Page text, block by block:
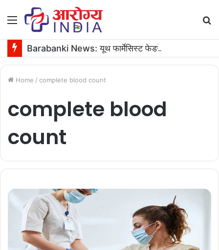
Menu
Home / complete blood count
complete blood
count